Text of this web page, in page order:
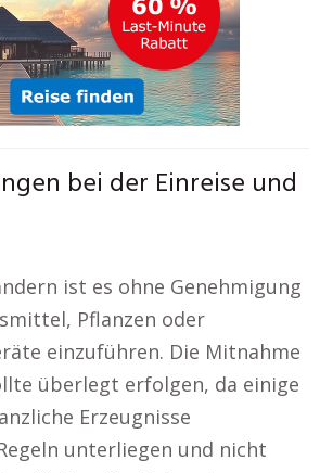
bei der Einreise und
ist es ohne Genehmigung
Pflanzen oder
einzuführen. Die Mitnahme
überlegt erfolgen, da einige
Erzeugnisse
unterliegen und nicht